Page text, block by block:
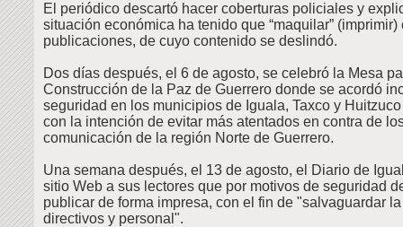
El periódico descartó hacer coberturas policiales y
situación económica ha tenido que “maquilar” (imprimir)
publicaciones, de cuyo contenido se deslindó.
Dos días después, el 6 de agosto, se celebró la Mesa
Construcción de la Paz de Guerrero donde se acordó
seguridad en los municipios de Iguala, Taxco y
con la intención de evitar más atentados en contra de
comunicación de la región Norte de Guerrero.
Una semana después, el 13 de agosto, el Diario de
sitio Web a sus lectores que por motivos de seguridad
publicar de forma impresa, con el fin de "salvaguardar
directivos y personal".